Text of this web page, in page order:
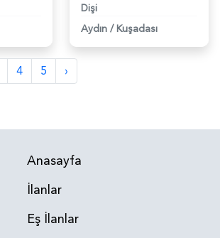
Dişi
Aydın / Kuşadası
4 5 ›
Anasayfa
İlanlar
Eş İlanlar